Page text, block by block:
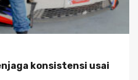
konsistensi usai